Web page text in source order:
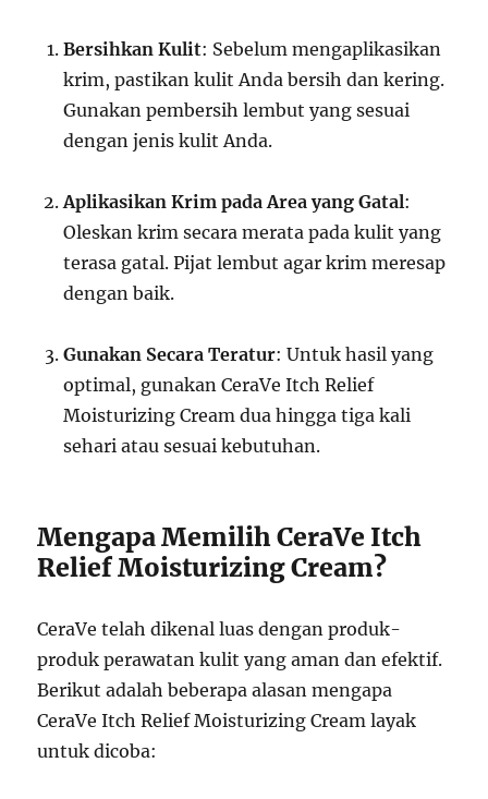
Bersihkan Kulit: Sebelum mengaplikasikan
krim, pastikan kulit Anda bersih dan kering.
Gunakan pembersih lembut yang sesuai
dengan jenis kulit Anda.
Aplikasikan Krim pada Area yang Gatal:
Oleskan krim secara merata pada kulit yang
terasa gatal. Pijat lembut agar krim meresap
dengan baik.
Gunakan Secara Teratur: Untuk hasil yang
optimal, gunakan CeraVe Itch Relief
Moisturizing Cream dua hingga tiga kali
sehari atau sesuai kebutuhan.
Mengapa Memilih CeraVe Itch
Relief Moisturizing Cream?
CeraVe telah dikenal luas dengan produk-
produk perawatan kulit yang aman dan efektif.
Berikut adalah beberapa alasan mengapa
CeraVe Itch Relief Moisturizing Cream layak
untuk dicoba: